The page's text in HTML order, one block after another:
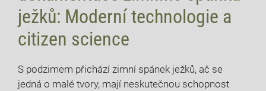
ježků: Moderní technologie a
citizen science
S podzimem přichází zimní spánek ježků, ač se
jedná o malé tvory, mají neskutečnou schopnost